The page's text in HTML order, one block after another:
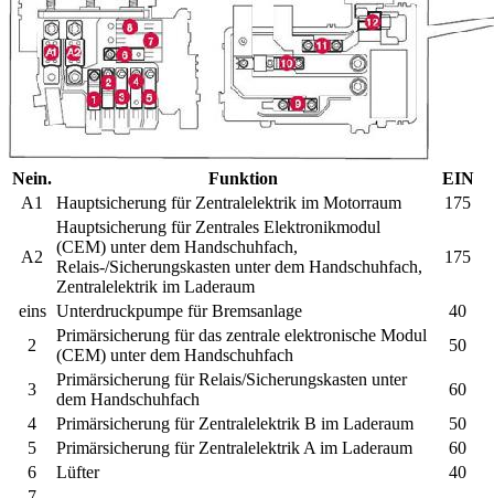
Nein. Funktion
EIN
A1
Hauptsicherung für Zentralelektrik im Motorraum 175
A2
Hauptsicherung für Zentrales Elektronikmodul
(CEM) unter dem Handschuhfach,
Relais-/Sicherungskasten unter dem Handschuhfach,
Zentralelektrik im Laderaum
175
eins Unterdruckpumpe für Bremsanlage
40
2
Primärsicherung für das zentrale elektronische Modul
(CEM) unter dem Handschuhfach
50
3
Primärsicherung für Relais/Sicherungskasten unter
dem Handschuhfach
60
4
Primärsicherung für Zentralelektrik B im Laderaum
50
5
Primärsicherung für Zentralelektrik A im Laderaum
60
6
Lüfter
40